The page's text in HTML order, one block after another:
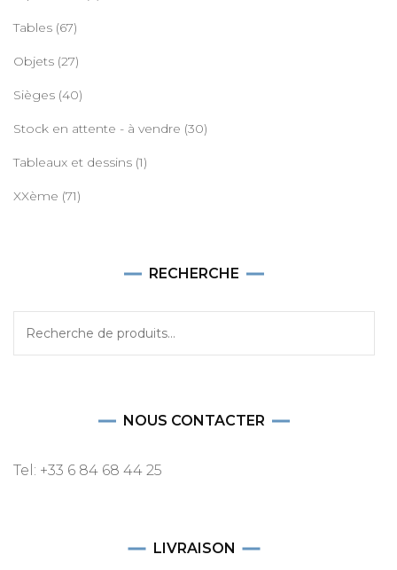
Tables (67)
Objets (27)
Sièges (40)
Stock en attente - à vendre (30)
Tableaux et dessins (1)
XXème (71)
RECHERCHE
NOUS CONTACTER
Tel: +33 6 84 68 44 25
LIVRAISON